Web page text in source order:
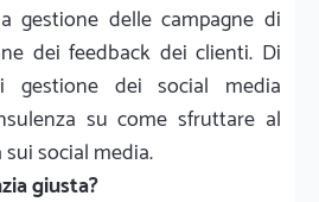
gestione delle campagne di
dei feedback dei clienti. Di
gestione dei social media
su come sfruttare al
social media.
giusta?